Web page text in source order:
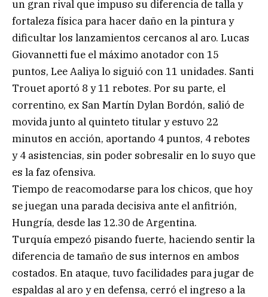
un gran rival que impuso su diferencia de talla y
fortaleza física para hacer daño en la pintura y
dificultar los lanzamientos cercanos al aro. Lucas
Giovannetti fue el máximo anotador con 15
puntos, Lee Aaliya lo siguió con 11 unidades. Santi
Trouet aportó 8 y 11 rebotes. Por su parte, el
correntino, ex San Martín Dylan Bordón, salió de
movida junto al quinteto titular y estuvo 22
minutos en acción, aportando 4 puntos, 4 rebotes
y 4 asistencias, sin poder sobresalir en lo suyo que
es la faz ofensiva.
Tiempo de reacomodarse para los chicos, que hoy
se juegan una parada decisiva ante el anfitrión,
Hungría, desde las 12.30 de Argentina.
Turquía empezó pisando fuerte, haciendo sentir la
diferencia de tamaño de sus internos en ambos
costados. En ataque, tuvo facilidades para jugar de
espaldas al aro y en defensa, cerró el ingreso a la